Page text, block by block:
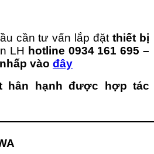
cần tư vấn lắp đặtthiết bị
LH hotline 0934 161 695 –
vào đây
hân hạnh được hợp tác